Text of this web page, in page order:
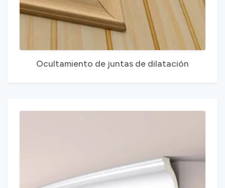
Ocultamiento de juntas de dilatación